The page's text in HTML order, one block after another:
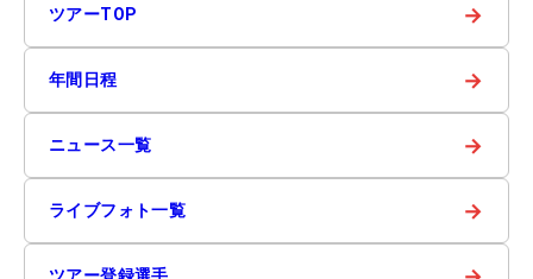
ツアーTOP →
年間日程 →
ニュース一覧 →
ライブフォト一覧 →
ツアー登録選手